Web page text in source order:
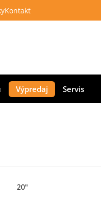
Kontakt
Výpredaj Servis
20"